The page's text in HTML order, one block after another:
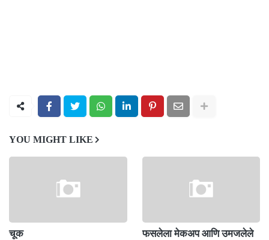
YOU MIGHT LIKE
चूक
फसलेला मेकअप आणि उमजलेले